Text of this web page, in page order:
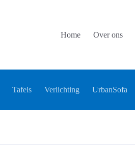
Home Over ons
Tafels Verlichting UrbanSofa